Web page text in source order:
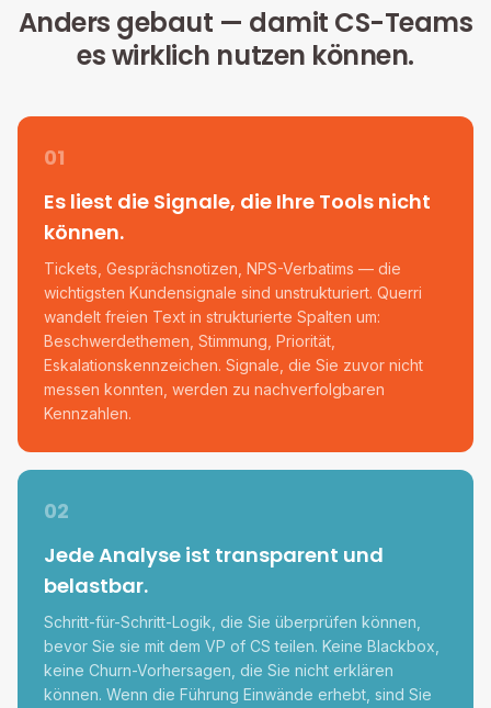
Anders gebaut — damit CS-Teams
es wirklich nutzen können.
01
Es liest die Signale, die Ihre Tools nicht
können.
Tickets, Gesprächsnotizen, NPS-Verbatims — die
wichtigsten Kundensignale sind unstrukturiert. Querri
wandelt freien Text in strukturierte Spalten um:
Beschwerdethemen, Stimmung, Priorität,
Eskalationskennzeichen. Signale, die Sie zuvor nicht
messen konnten, werden zu nachverfolgbaren
Kennzahlen.
02
Jede Analyse ist transparent und
belastbar.
Schritt-für-Schritt-Logik, die Sie überprüfen können,
bevor Sie sie mit dem VP of CS teilen. Keine Blackbox,
keine Churn-Vorhersagen, die Sie nicht erklären
können. Wenn die Führung Einwände erhebt, sind Sie